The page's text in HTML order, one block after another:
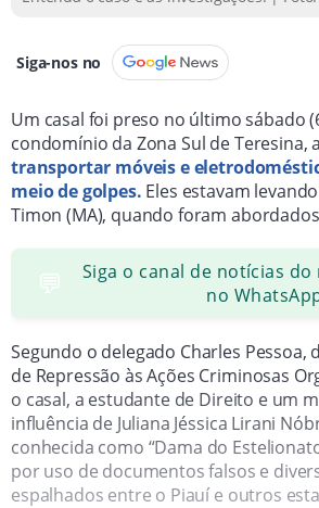
Siga-nos no
Um casal foi preso no último sábado
condomínio da Zona Sul de Teresina,
transportar móveis e
meio de golpes. Eles estavam
Timon (MA), quando foram
💬
Siga o canal de notícias
no
Segundo o delegado Charles Pessoa,
de Repressão às Ações Criminosas
o casal, a estudante de Direito e um
influência de Juliana Jéssica Lirani
conhecida como “Dama do
por uso de documentos falsos e
espalhados entre o Piauí e outros